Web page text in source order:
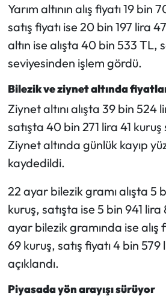
Yarım altının alış fiyatı 19 bin
satış fiyatı ise 20 bin 197 lira
altın ise alışta 40 bin 533 TL,
seviyesinden işlem gördü.
Bilezik ve ziynet altında
Ziynet altını alışta 39 bin 524
satışta 40 bin 271 lira 41
Ziynet altında günlük kayıp
kaydedildi.
22 ayar bilezik gramı alışta 5
kuruş, satışta ise 5 bin 941
ayar bilezik gramında ise alış
69 kuruş, satış fiyatı 4 bin
açıklandı.
Piyasada yön arayışı sürüyor